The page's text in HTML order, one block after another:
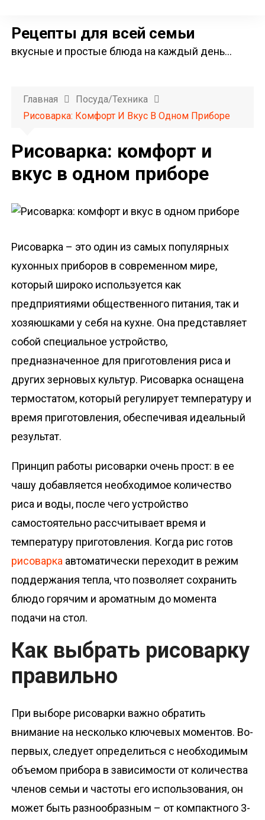
Рецепты для всей семьи
вкусные и простые блюда на каждый день…
Главная
Посуда/техника
Рисоварка: Комфорт И Вкус В Одном Приборе
Рисоварка: комфорт и
вкус в одном приборе
Рисоварка – это один из самых популярных
кухонных приборов в современном мире,
который широко используется как
предприятиями общественного питания, так и
хозяюшками у себя на кухне. Она представляет
собой специальное устройство,
предназначенное для приготовления риса и
других зерновых культур. Рисоварка оснащена
термостатом, который регулирует температуру и
время приготовления, обеспечивая идеальный
результат.
Принцип работы рисоварки очень прост: в ее
чашу добавляется необходимое количество
риса и воды, после чего устройство
самостоятельно рассчитывает время и
температуру приготовления. Когда рис готов
рисоварка автоматически переходит в режим
поддержания тепла, что позволяет сохранить
блюдо горячим и ароматным до момента
подачи на стол.
Как выбрать рисоварку
правильно
При выборе рисоварки важно обратить
внимание на несколько ключевых моментов. Во-
первых, следует определиться с необходимым
объемом прибора в зависимости от количества
членов семьи и частоты его использования, он
может быть разнообразным – от компактного 3-